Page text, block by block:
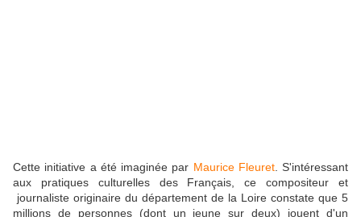
Cette initiative a été imaginée par Maurice Fleuret. S'intéressant
aux pratiques culturelles des Français, ce compositeur et
journaliste originaire du département de la Loire constate que 5
millions de personnes (dont un jeune sur deux) jouent d'un